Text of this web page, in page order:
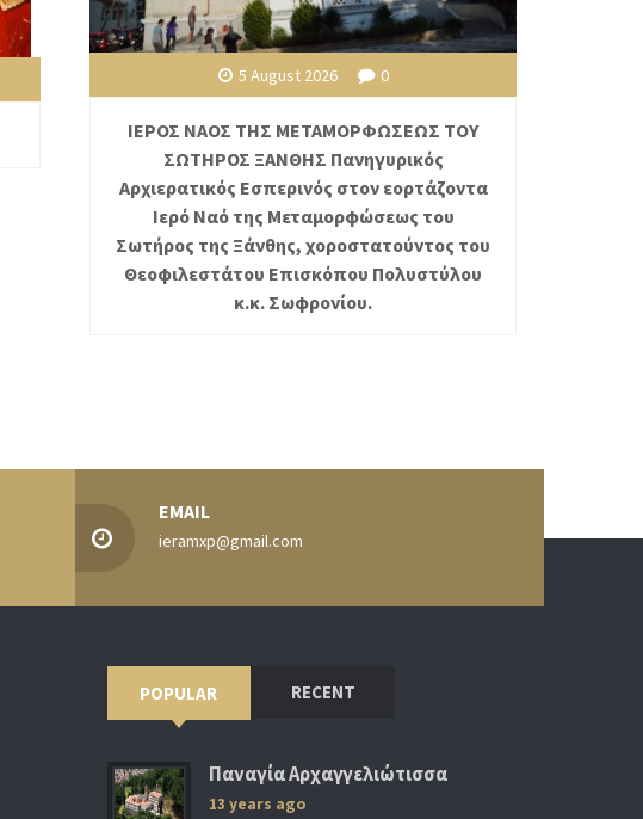
5 August 2026 0
ΙΕΡΟΣ ΝΑΟΣ ΤΗΣ ΜΕΤΑΜΟΡΦΩΣΕΩΣ ΤΟΥ
ΣΩΤΗΡΟΣ ΞΑΝΘΗΣ Πανηγυρικός
Αρχιερατικός Εσπερινός στον εορτάζοντα
Ιερό Ναό της Μεταμορφώσεως του
Σωτήρος της Ξάνθης, χοροστατούντος του
Θεοφιλεστάτου Επισκόπου Πολυστύλου
κ.κ. Σωφρονίου.
EMAIL
ieramxp@gmail.com
POPULAR RECENT
Παναγία Αρχαγγελιώτισσα
13 years ago